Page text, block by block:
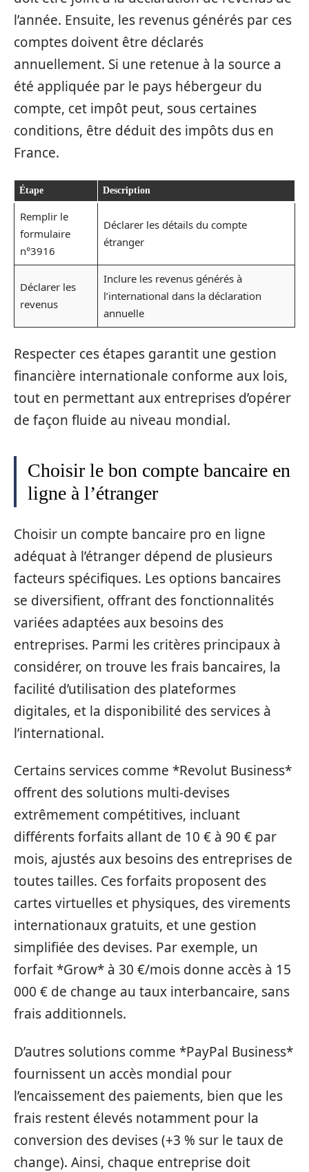
l’année. Ensuite, les revenus générés par ces
comptes doivent être déclarés
annuellement. Si une retenue à la source a
été appliquée par le pays hébergeur du
compte, cet impôt peut, sous certaines
conditions, être déduit des impôts dus en
France.
Étape Description
Remplir le
formulaire
n°3916
Déclarer les détails du compte
étranger
Déclarer les
revenus
Inclure les revenus générés à
l’international dans la déclaration
annuelle
Respecter ces étapes garantit une gestion
financière internationale conforme aux lois,
tout en permettant aux entreprises d’opérer
de façon fluide au niveau mondial.
Choisir le bon compte bancaire en
ligne à l’étranger
Choisir un compte bancaire pro en ligne
adéquat à l’étranger dépend de plusieurs
facteurs spécifiques. Les options bancaires
se diversifient, offrant des fonctionnalités
variées adaptées aux besoins des
entreprises. Parmi les critères principaux à
considérer, on trouve les frais bancaires, la
facilité d’utilisation des plateformes
digitales, et la disponibilité des services à
l’international.
Certains services comme *Revolut Business*
offrent des solutions multi-devises
extrêmement compétitives, incluant
différents forfaits allant de 10 € à 90 € par
mois, ajustés aux besoins des entreprises de
toutes tailles. Ces forfaits proposent des
cartes virtuelles et physiques, des virements
internationaux gratuits, et une gestion
simplifiée des devises. Par exemple, un
forfait *Grow* à 30 €/mois donne accès à 15
000 € de change au taux interbancaire, sans
frais additionnels.
D’autres solutions comme *PayPal Business*
fournissent un accès mondial pour
l’encaissement des paiements, bien que les
frais restent élevés notamment pour la
conversion des devises (+3 % sur le taux de
change). Ainsi, chaque entreprise doit